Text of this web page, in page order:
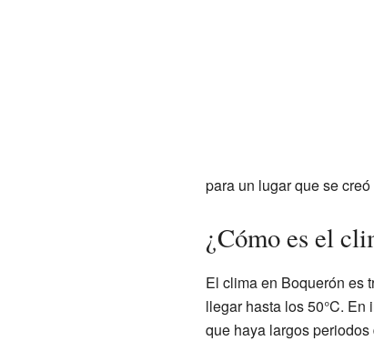
para un lugar que se
¿Cómo es el
El clima en Boquerón es
llegar hasta los 50°C. En
que haya largos